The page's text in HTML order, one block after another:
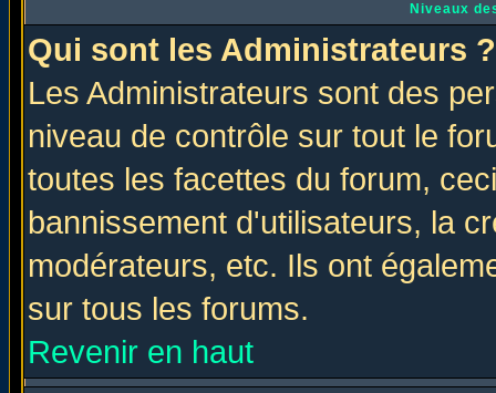
Niveaux
Qui sont les Administrateurs ?
Les Administrateurs sont des
niveau de contrôle sur tout le
toutes les facettes du forum,
bannissement d'utilisateurs, la
modérateurs, etc. Ils ont
sur tous les forums.
Revenir en haut